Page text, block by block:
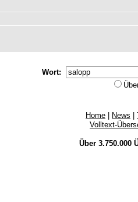
Wort:
Home News
Volltext-
Über 3.750.000